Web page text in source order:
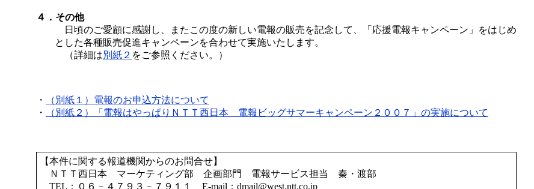
４．その他
日頃のご愛顧に感謝し、またこの度の新しい電報の販売を記念して、「応援電報キャンペーン」をはじめ
とした各種販売促進キャンペーンを合わせて実施いたします。
（詳細は別紙２ をご参照ください。）
・ （別紙１） 電報のお申込方法について
・
（別紙２） 「電報はやっぱりＮＴＴ西日本 電報ビッグサマーキャンペーン２００７」の実施について
【本件に関する報道機関からのお問合せ】
ＮＴＴ西日本 マーケティング部 企画部門 電報サービス担当 秦・渡部
TEL：０６－４７９３－７９１１ E-mail：dmail@west.ntt.co.jp